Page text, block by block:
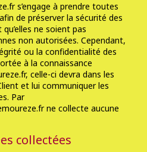
s’engage à prendre toutes
de préserver la sécurité des
ne soient pas
non autorisées. Cependant,
ou la confidentialité des
à la connaissance
celle-ci devra dans les
et lui communiquer les
Par
ne collecte aucune
collectées